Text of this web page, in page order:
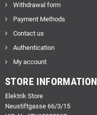
Withdrawal form
Payment Methods
Contact us
Authentication
My account
STORE INFORMATION
Elektrik Store
Neustiftgasse 66/3/15